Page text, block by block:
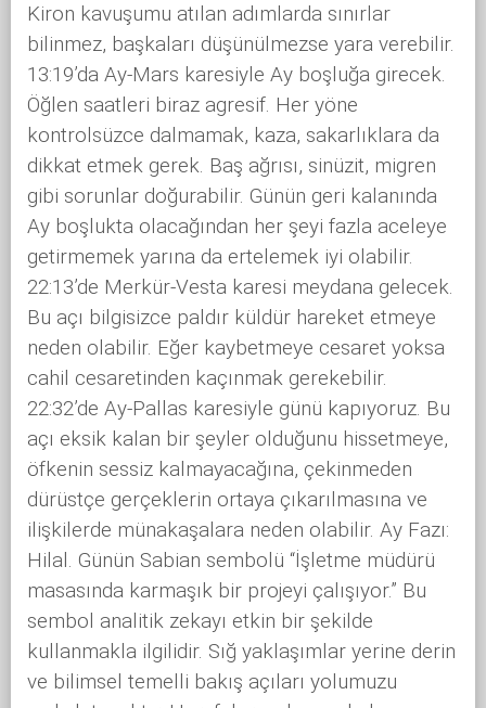
Kiron kavuşumu atılan adımlarda sınırlar
bilinmez, başkaları düşünülmezse yara verebilir.
13:19’da Ay-Mars karesiyle Ay boşluğa girecek.
Öğlen saatleri biraz agresif. Her yöne
kontrolsüzce dalmamak, kaza, sakarlıklara da
dikkat etmek gerek. Baş ağrısı, sinüzit, migren
gibi sorunlar doğurabilir. Günün geri kalanında
Ay boşlukta olacağından her şeyi fazla aceleye
getirmemek yarına da ertelemek iyi olabilir.
22:13’de Merkür-Vesta karesi meydana gelecek.
Bu açı bilgisizce paldır küldür hareket etmeye
neden olabilir. Eğer kaybetmeye cesaret yoksa
cahil cesaretinden kaçınmak gerekebilir.
22:32’de Ay-Pallas karesiyle günü kapıyoruz. Bu
açı eksik kalan bir şeyler olduğunu hissetmeye,
öfkenin sessiz kalmayacağına, çekinmeden
dürüstçe gerçeklerin ortaya çıkarılmasına ve
ilişkilerde münakaşalara neden olabilir. Ay Fazı:
Hilal. Günün Sabian sembolü “İşletme müdürü
masasında karmaşık bir projeyi çalışıyor.” Bu
sembol analitik zekayı etkin bir şekilde
kullanmakla ilgilidir. Sığ yaklaşımlar yerine derin
ve bilimsel temelli bakış açıları yolumuzu